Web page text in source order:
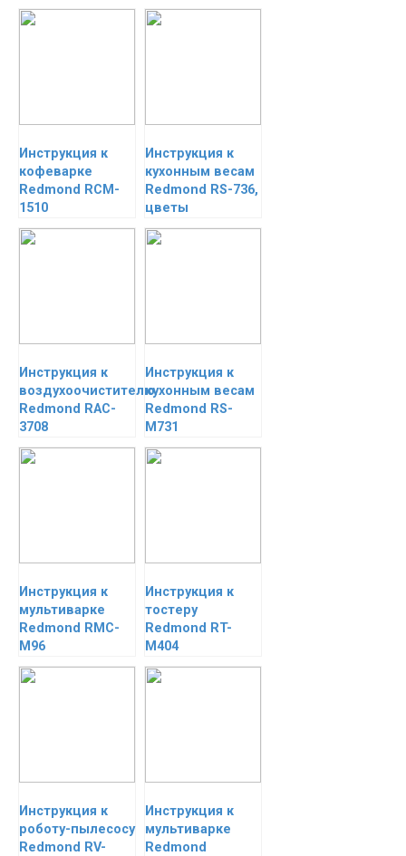
Инструкция к
кофеварке
Redmond RCM-
1510
Инструкция к
кухонным весам
Redmond RS-736,
цветы
Инструкция к
воздухоочистителю
Redmond RAC-
3708
Инструкция к
кухонным весам
Redmond RS-
M731
Инструкция к
мультиварке
Redmond RMC-
M96
Инструкция к
тостеру
Redmond RT-
M404
Инструкция к
роботу-пылесосу
Redmond RV-
Инструкция к
мультиварке
Redmond